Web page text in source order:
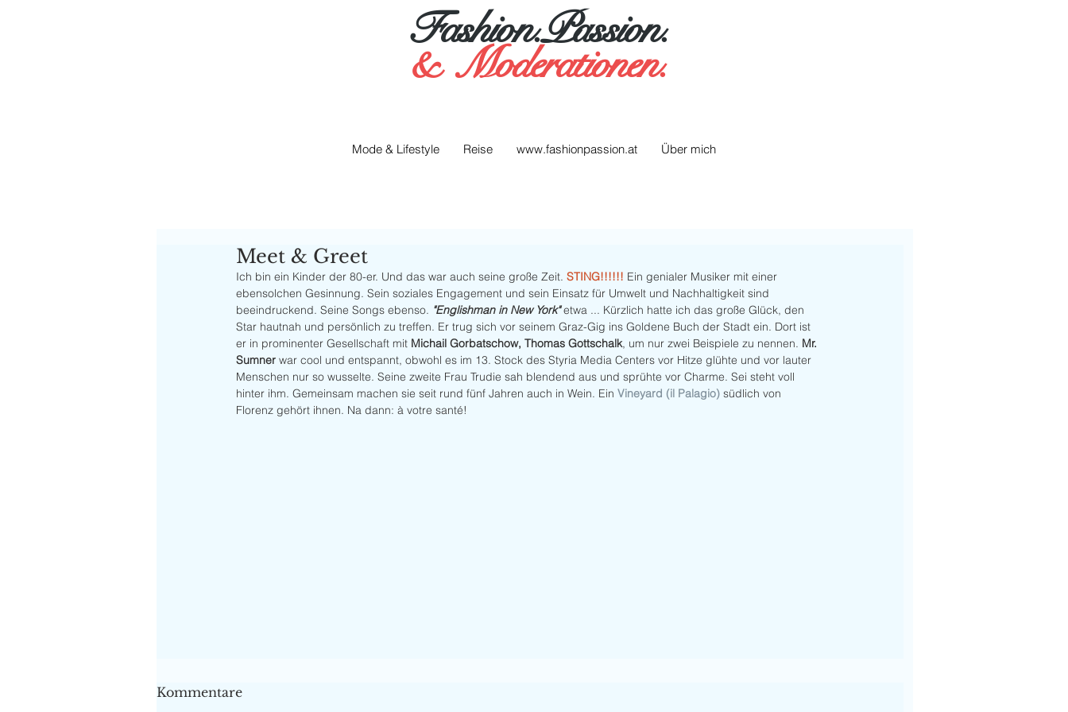
Fashion.Passion.
& Moderationen.
Mode & Lifestyle Reise www.fashionpassion.at Über mich
Meet & Greet
Ich bin ein Kinder der 80-er. Und das war auch seine große Zeit. STING!!!!!! Ein genialer Musiker mit einer
ebensolchen Gesinnung. Sein soziales Engagement und sein Einsatz für Umwelt und Nachhaltigkeit sind
beeindruckend. Seine Songs ebenso. "Englishman in New York" etwa ... Kürzlich hatte ich das große Glück, den
Star hautnah und persönlich zu treffen. Er trug sich vor seinem Graz-Gig ins Goldene Buch der Stadt ein. Dort ist
er in prominenter Gesellschaft mit Michail Gorbatschow, Thomas Gottschalk, um nur zwei Beispiele zu nennen. Mr.
Sumner war cool und entspannt, obwohl es im 13. Stock des Styria Media Centers vor Hitze glühte und vor lauter
Menschen nur so wusselte. Seine zweite Frau Trudie sah blendend aus und sprühte vor Charme. Sei steht voll
hinter ihm. Gemeinsam machen sie seit rund fünf Jahren auch in Wein. Ein Vineyard (il Palagio) südlich von
Florenz gehört ihnen. Na dann: à votre santé!
Kommentare